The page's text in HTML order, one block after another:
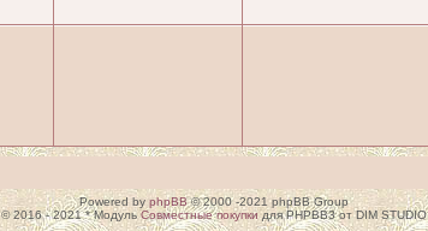
Powered by phpBB© 2000 -2021 phpBB Group
© 2016 - 2021 * МодульСовместные покупкидля PHPBB3 от DIM STUDIO